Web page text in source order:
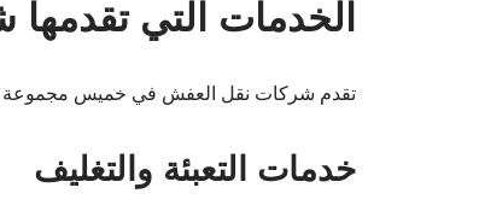
الخدمات التي
تقدم شركات نقل العفش في خميس مجموعة
خدمات التعبئة والتغليف